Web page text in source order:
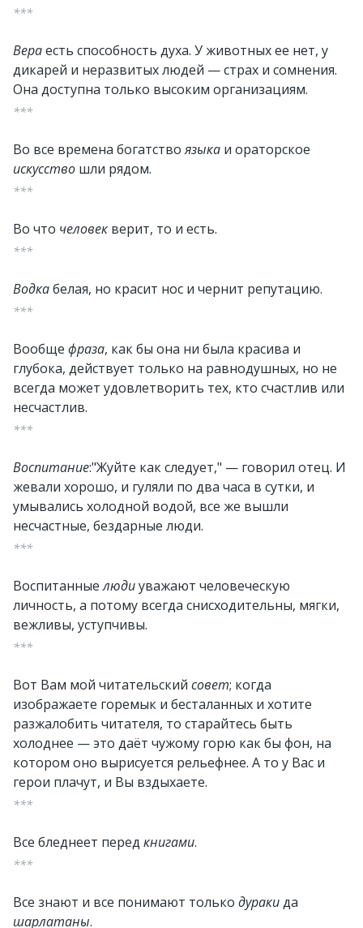
***
Вераесть способность духа. У животных ее нет, у
дикарей и неразвитых людей — страх и сомнения.
Она доступна только высоким организациям.
***
Во все времена богатствоязыка и ораторское
искусство шли рядом.
***
Во что человек верит, то и есть.
***
Водкабелая, но красит нос и чернит репутацию.
***
Вообще фраза, как бы она ни была красива и
глубока, действует только на равнодушных, но не
всегда может удовлетворить тех, кто счастлив или
несчастлив.
***
Воспитание:"Жуйте как следует," — говорил отец. И
жевали хорошо, и гуляли по два часа в сутки, и
умывались холодной водой, все же вышли
несчастные, бездарные люди.
***
Воспитанныелюдиуважают человеческую
личность, а потому всегда снисходительны, мягки,
вежливы, уступчивы.
***
Вот Вам мой читательский совет; когда
изображаете горемык и бесталанных и хотите
разжалобить читателя, то старайтесь быть
холоднее — это даёт чужому горю как бы фон, на
котором оно вырисуется рельефнее. А то у Вас и
герои плачут, и Вы вздыхаете.
***
Все бледнеет перед книгами.
***
Все знают и все понимают только дуракида
шарлатаны.